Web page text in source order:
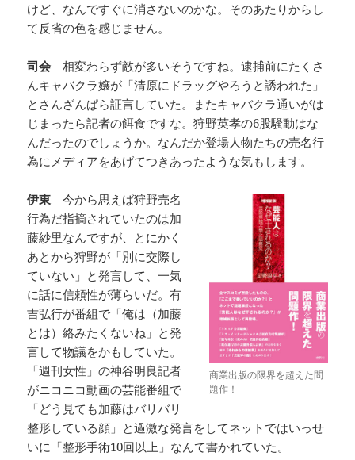
けど、なんですぐに消さないのかな。そのあたりからし
て反省の色を感じません。
司会 相変わらず敵が多いそうですね。逮捕前にたくさ
んキャバクラ嬢が「清原にドラッグやろうと誘われた」
とさんざんぱら証言していた。またキャバクラ通いがは
じまったら記者の餌食ですな。狩野英孝の6股騒動はな
んだったのでしょうか。なんだか登場人物たちの売名行
為にメディアをあげてつきあったような気もします。
商業出版の限界を超えた問
題作！
伊東 今から思えば狩野売名
行為だ指摘されていたのは加
藤紗里なんですが、とにかく
あとから狩野が「別に交際し
ていない」と発言して、一気
に話に信頼性が薄らいだ。有
吉弘行が番組で「俺は（加藤
とは）絡みたくないね」と発
言して物議をかもしていた。
「週刊女性」の神谷明良記者
がニコニコ動画の芸能番組で
「どう見ても加藤はバリバリ
整形している顔」と過激な発言をしてネットではいっせ
いに「整形手術10回以上」なんて書かれていた。